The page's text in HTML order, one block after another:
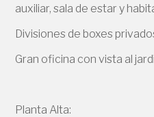
auxiliar, sala de estar y
Divisiones de boxes
Gran oficina con vista al
Planta Alta: